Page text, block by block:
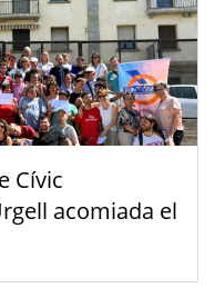
Cívic
acomiada el